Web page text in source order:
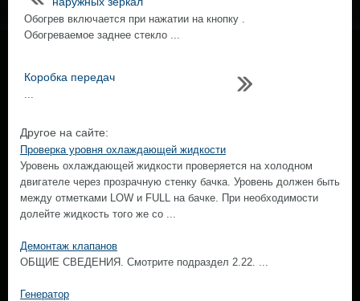
Обогрев включается при нажатии на кнопку .
Обогреваемое заднee стекло ...
Коробка передач
...
Другое на сайте:
Проверка уровня охлаждающей жидкости
Уровень охлаждающей жидкости проверяется на холодном
двигателе через прозрачную стенку бачка. Уровень должен быть
между отметками LOW и FULL на бачке. При необходимости
долейте жидкость того же со ...
Демонтаж клапанов
ОБЩИЕ СВЕДЕНИЯ. Смотрите подраздел 2.22. ...
Генератор